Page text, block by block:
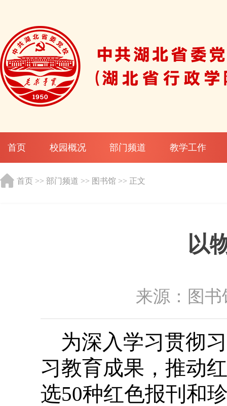
首页 校园概况 部门频道 教学工作
首页 >> 部门频道 >> 图书馆 >> 正文
以
来源：图
为深入学习贯彻
习教育成果，推动
选50种红色报刊和